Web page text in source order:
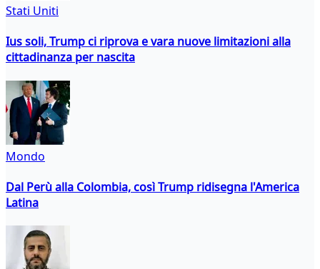
Stati Uniti
Ius soli, Trump ci riprova e vara nuove limitazioni alla
cittadinanza per nascita
Mondo
Dal Perù alla Colombia, così Trump ridisegna l'America
Latina